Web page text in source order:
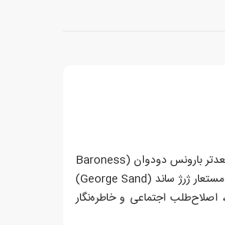
آمانتین اُرُر لوسیل دوپَن (Amantine Aurore Lucile Dupin) و بعدتر بارونس دودوان (Baroness
Dudevant) (پاریس، ۱ ژوئیه ۱۸۰۴–۸ ژوئن ۱۸۷۶)، که بیشتر با نام مستعار ژرژ ساند (George Sand)
اصلاح‌طلب اجتماعی و خاطره‌نگار